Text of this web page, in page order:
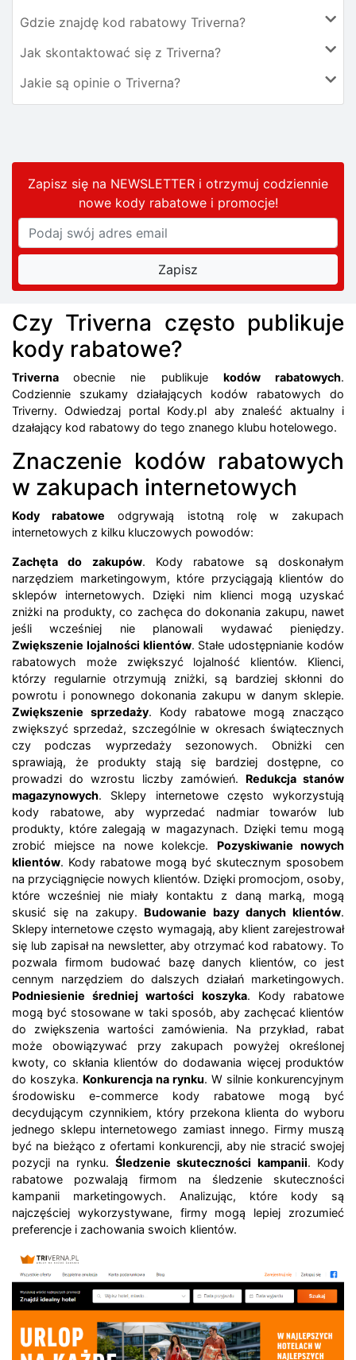
Gdzie znajdę kod rabatowy Triverna?
Jak skontaktować się z Triverna?
Jakie są opinie o Triverna?
Zapisz się na NEWSLETTER i otrzymuj codziennie
nowe kody rabatowei promocje!
Czy Triverna często publikuje
kody rabatowe?
Trivernaobecnie nie publikuje kodów rabatowych.
Codziennie szukamy działających kodów rabatowych do
Triverny. Odwiedzaj portal Kody.pl aby znaleść aktualny i
dzałający kod rabatowy do tego znanego klubu hotelowego.
Znaczenie kodów rabatowych
w zakupach internetowych
Kody rabatowe odgrywają istotną rolę w zakupach
internetowych z kilku kluczowych powodów:
Zachęta do zakupów. Kody rabatowe są doskonałym
narzędziem marketingowym, które przyciągają klientów do
sklepów internetowych. Dzięki nim klienci mogą uzyskać
zniżki na produkty, co zachęca do dokonania zakupu, nawet
jeśli wcześniej nie planowali wydawać pieniędzy.
Zwiększenie lojalności klientów. Stałe udostępnianie kodów
rabatowych może zwiększyć lojalność klientów. Klienci,
którzy regularnie otrzymują zniżki, są bardziej skłonni do
powrotu i ponownego dokonania zakupu w danym sklepie.
Zwiększenie sprzedaży. Kody rabatowe mogą znacząco
zwiększyć sprzedaż, szczególnie w okresach świątecznych
czy podczas wyprzedaży sezonowych. Obniżki cen
sprawiają, że produkty stają się bardziej dostępne, co
prowadzi do wzrostu liczby zamówień. Redukcja stanów
magazynowych. Sklepy internetowe często wykorzystują
kody rabatowe, aby wyprzedać nadmiar towarów lub
produkty, które zalegają w magazynach. Dzięki temu mogą
zrobić miejsce na nowe kolekcje. Pozyskiwanie nowych
klientów. Kody rabatowe mogą być skutecznym sposobem
na przyciągnięcie nowych klientów. Dzięki promocjom, osoby,
które wcześniej nie miały kontaktu z daną marką, mogą
skusić się na zakupy. Budowanie bazy danych klientów.
Sklepy internetowe często wymagają, aby klient zarejestrował
się lub zapisał na newsletter, aby otrzymać kod rabatowy. To
pozwala firmom budować bazę danych klientów, co jest
cennym narzędziem do dalszych działań marketingowych.
Podniesienie średniej wartości koszyka. Kody rabatowe
mogą być stosowane w taki sposób, aby zachęcać klientów
do zwiększenia wartości zamówienia. Na przykład, rabat
może obowiązywać przy zakupach powyżej określonej
kwoty, co skłania klientów do dodawania więcej produktów
do koszyka. Konkurencja na rynku. W silnie konkurencyjnym
środowisku e-commerce kody rabatowe mogą być
decydującym czynnikiem, który przekona klienta do wyboru
jednego sklepu internetowego zamiast innego. Firmy muszą
być na bieżąco z ofertami konkurencji, aby nie stracić swojej
pozycji na rynku. Śledzenie skuteczności kampanii. Kody
rabatowe pozwalają firmom na śledzenie skuteczności
kampanii marketingowych. Analizując, które kody są
najczęściej wykorzystywane, firmy mogą lepiej zrozumieć
preferencje i zachowania swoich klientów.